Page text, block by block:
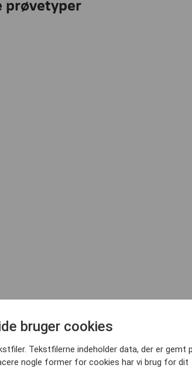
prøvetyper
og
bruger cookies
Tekstfilerne indeholder data, der er gemt
nogle former for cookies har vi brug for dit